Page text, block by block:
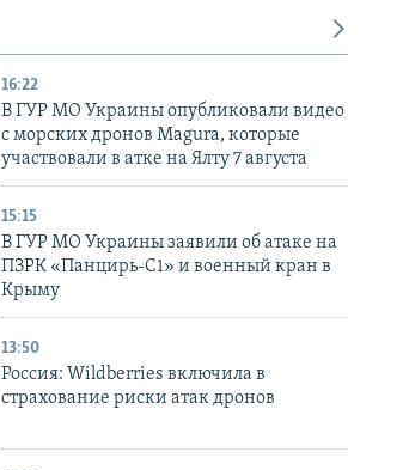
16:22
В ГУР МО Украины опубликовали видео
с морских дронов Magura, которые
участвовали в атке на Ялту 7 августа
15:15
В ГУР МО Украины заявили об атаке на
ПЗРК «Панцирь-С1» и военный кран в
Крыму
13:50
Россия: Wildberries включила в
страхование риски атак дронов